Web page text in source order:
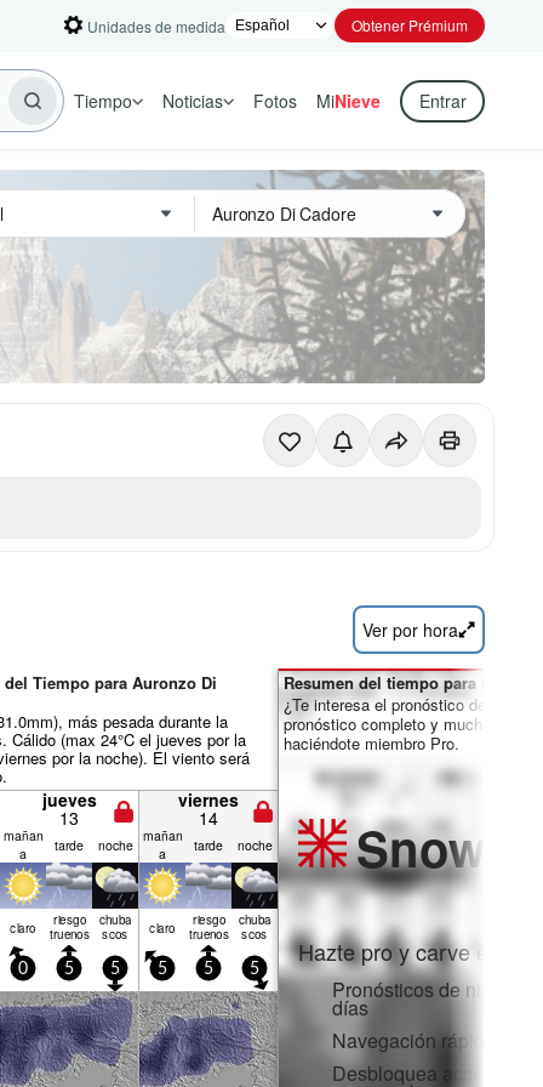
Unidades de medida Obtener Prémium
Tiempo Noticias Fotos MiNieve Entrar
Ver por hora
del Tiempo para Auronzo Di
más pesada durante la
Cálido (max 24°C el jueves por la
por la noche). El viento será
jueves
13
viernes
14
mañan
a
tarde noche mañan
a
tarde noche
claro riesgo
truenos
chuba
scos claro riesgo
truenos
chuba
scos
0 5 5 5 5 5
Resumen del tiempo para los días
¿Te interesa el pronóstico de 16
pronóstico completo y muchas más
haciéndote miembro Pro.
Snow
Hazte pro y carve en:
Pronósticos de nieve
días
Navegación rápida sin
Desbloquea acceso